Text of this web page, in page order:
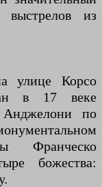
из
улице Корсо
в 17 веке
по
Франческо
божества: